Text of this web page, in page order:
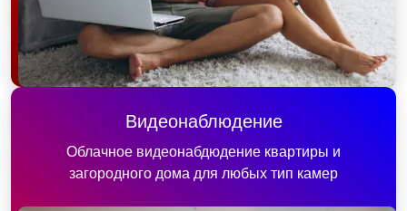
Видеонаблюдение
Облачное видеонабдюдение квартиры и
загородного дома для любых тип камер